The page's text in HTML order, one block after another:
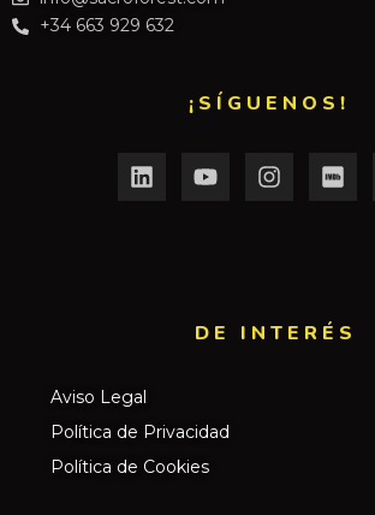
+34 663 929 632
¡SÍGUENOS!
DE INTERÉS​
Aviso Legal
Política de Privacidad
Política de Cookies